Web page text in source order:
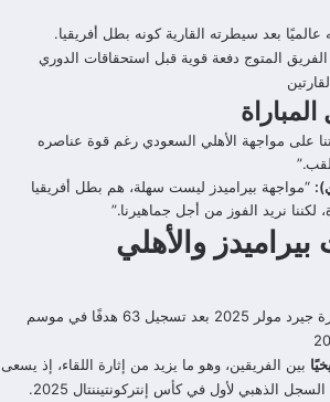
بعد سيطرته القارية كونه بطل أفريقيا.
المتوج دفعة قوية قبل استحقاقات الدوري
على مواجهة الأهلي السعودي رغم قوة عناصره
“مواجهة بيراميدز ليست سهلة، هم بطل أفريقيا
لكننا نريد الفوز من أجل جماهيرنا.”
والأهلي
فيكتور جيوكيريس يتوج بجائزة جيرد مولر 2025 بعد تسجيل 63 هدفًا في موسم
بين الفريقين، وهو ما يزيد من إثارة اللقاء، إذ يسعى
الذهبي لأول في كأس إنتركونتيننتال 2025.